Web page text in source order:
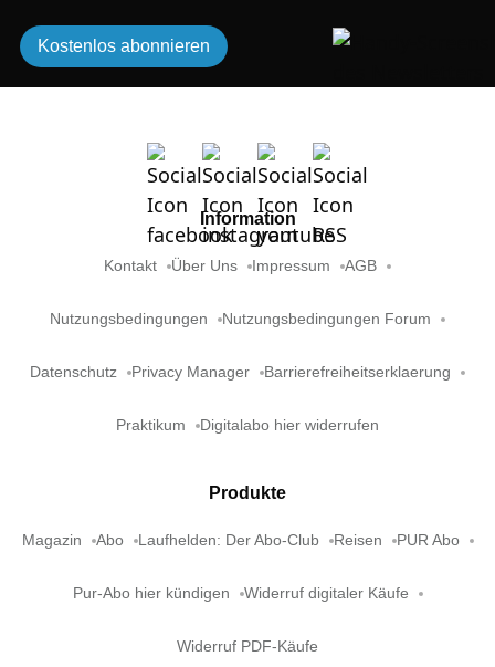
Kostenlos abonnieren
Information
Kontakt Über Uns Impressum AGB
Nutzungsbedingungen Nutzungsbedingungen Forum
Datenschutz Privacy Manager Barrierefreiheitserklaerung
Praktikum Digitalabo hier widerrufen
Produkte
Magazin Abo Laufhelden: Der Abo-Club Reisen PUR Abo
Pur-Abo hier kündigen Widerruf digitaler Käufe
Widerruf PDF-Käufe